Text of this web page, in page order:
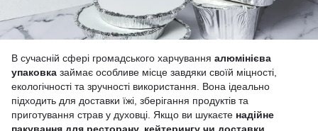
В сучасній сфері громадського харчування алюмінієва
упаковка займає особливе місце завдяки своїй міцності,
екологічності та зручності використання. Вона ідеально
підходить для доставки їжі, зберігання продуктів та
приготування страв у духовці. Якщо ви шукаєте надійне